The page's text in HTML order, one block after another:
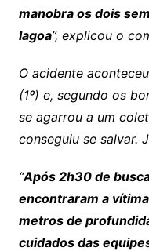
manobra os dois
lagoa”, explicou o
O acidente
(1º) e, segundo os
se agarrou a um
conseguiu se salvar.
“Após 2h30 de
encontraram a
metros de
cuidados das